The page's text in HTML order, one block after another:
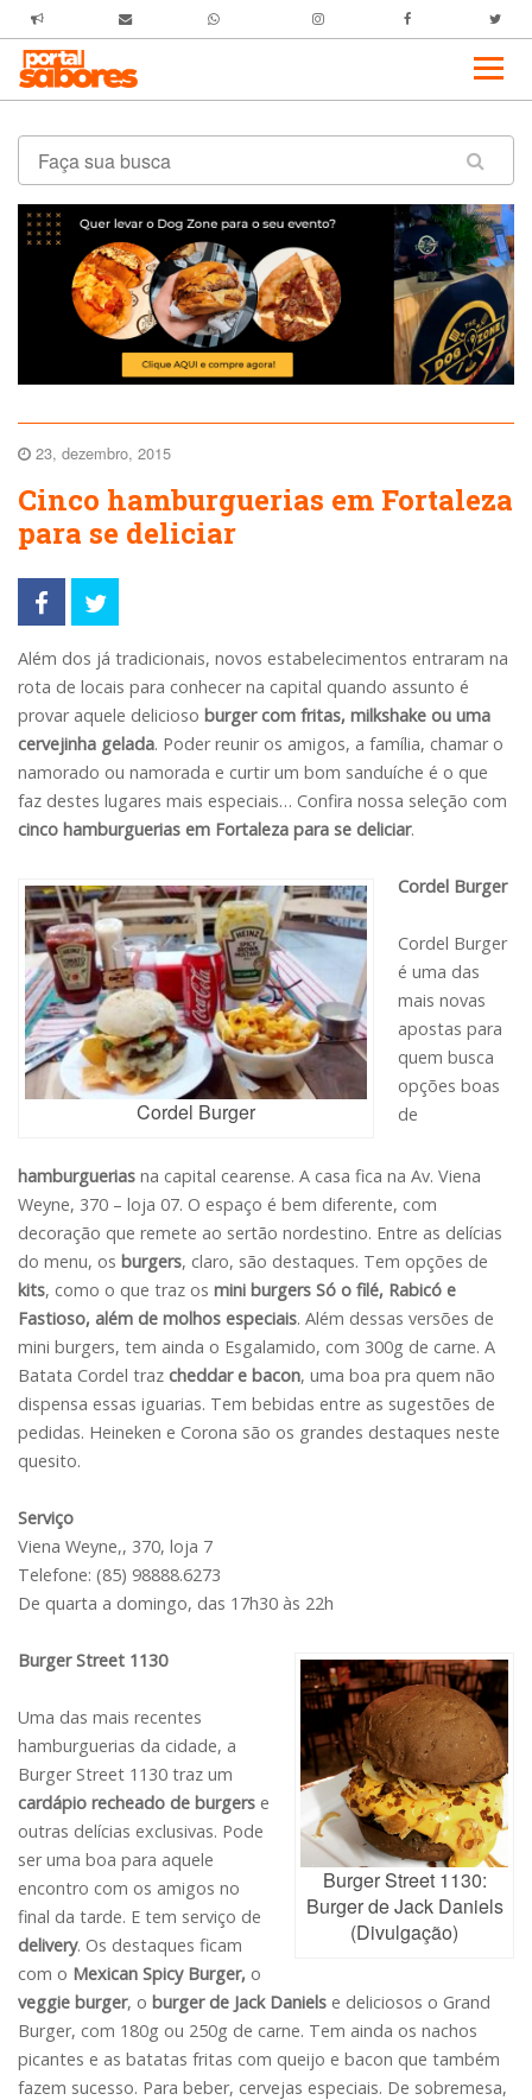
23, dezembro, 2015
Cinco hamburguerias em Fortaleza
para se deliciar
Além dos já tradicionais, novos estabelecimentos entraram na
rota de locais para conhecer na capital quando assunto é
provar aquele delicioso burger com fritas, milkshake ou uma
cervejinha gelada. Poder reunir os amigos, a família, chamar o
namorado ou namorada e curtir um bom sanduíche é o que
faz destes lugares mais especiais… Confira nossa seleção com
cinco hamburguerias em Fortaleza para se deliciar.
Cordel Burger
Cordel Burger
Cordel Burger
é uma das
mais novas
apostas para
quem busca
opções boas
de
hamburguerias na capital cearense. A casa fica na Av. Viena
Weyne, 370 – loja 07. O espaço é bem diferente, com
decoração que remete ao sertão nordestino. Entre as delícias
do menu, os burgers, claro, são destaques. Tem opções de
kits, como o que traz os mini burgers Só o filé, Rabicó e
Fastioso, além de molhos especiais. Além dessas versões de
mini burgers, tem ainda o Esgalamido, com 300g de carne. A
Batata Cordel traz cheddar e bacon, uma boa pra quem não
dispensa essas iguarias. Tem bebidas entre as sugestões de
pedidas. Heineken e Corona são os grandes destaques neste
quesito.
Serviço
Viena Weyne,, 370, loja 7
Telefone: (85) 98888.6273
De quarta a domingo, das 17h30 às 22h
Burger Street 1130:
Burger de Jack Daniels
(Divulgação)
Burger Street 1130
Uma das mais recentes
hamburguerias da cidade, a
Burger Street 1130 traz um
cardápio recheado de burgers e
outras delícias exclusivas. Pode
ser uma boa para aquele
encontro com os amigos no
final da tarde. E tem serviço de
delivery. Os destaques ficam
com o Mexican Spicy Burger, o
veggie burger, o burger de Jack Daniels e deliciosos o Grand
Burger, com 180g ou 250g de carne. Tem ainda os nachos
picantes e as batatas fritas com queijo e bacon que também
fazem sucesso. Para beber, cervejas especiais. De sobremesa,